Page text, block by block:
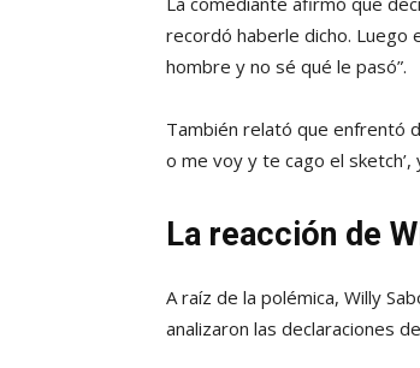
recordó haberle dicho. Luego
hombre y no sé qué le pasó”.
También relató que enfrentó
o me voy y te cago el sketch’,
La reacción de
A raíz de la polémica, Willy
analizaron las declaraciones